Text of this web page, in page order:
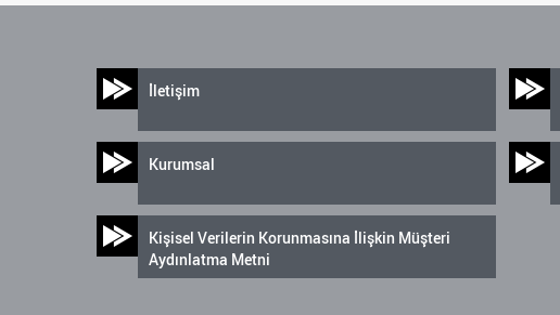
İletişim
Kurumsal
Kişisel Verilerin Korunmasına İlişkin Müşteri
Aydınlatma Metni